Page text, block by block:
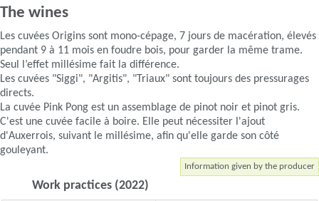
The wines
Les cuvées Origins sont mono-cépage, 7 jours de macération, élevés
pendant 9 à 11 mois en foudre bois, pour garder la même trame.
Seul l’effet millésime fait la différence.
Les cuvées "Siggi", "Argitis", "Triaux" sont toujours des pressurages
directs.
La cuvée Pink Pong est un assemblage de pinot noir et pinot gris.
C'est une cuvée facile à boire. Elle peut nécessiter l'ajout
d'Auxerrois, suivant le millésime, afin qu'elle garde son côté
gouleyant.
Information given by the producer
Work practices (2022)